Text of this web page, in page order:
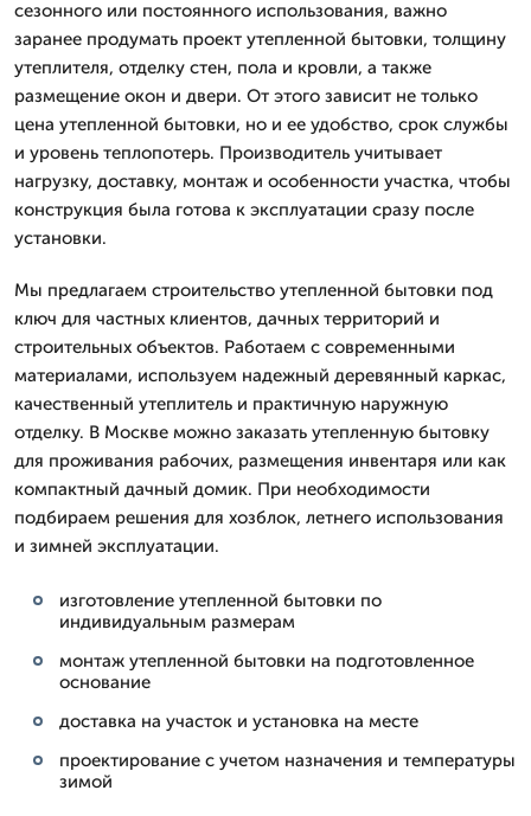
сезонного или постоянного использования, важно
заранее продумать проект утепленной бытовки, толщину
утеплителя, отделку стен, пола и кровли, а также
размещение окон и двери. От этого зависит не только
цена утепленной бытовки, но и ее удобство, срок службы
и уровень теплопотерь. Производитель учитывает
нагрузку, доставку, монтаж и особенности участка, чтобы
конструкция была готова к эксплуатации сразу после
установки.
Мы предлагаем строительство утепленной бытовки под
ключ для частных клиентов, дачных территорий и
строительных объектов. Работаем с современными
материалами, используем надежный деревянный каркас,
качественный утеплитель и практичную наружную
отделку. В Москве можно заказать утепленную бытовку
для проживания рабочих, размещения инвентаря или как
компактный дачный домик. При необходимости
подбираем решения для хозблок, летнего использования
и зимней эксплуатации.
изготовление утепленной бытовки по
индивидуальным размерам
монтаж утепленной бытовки на подготовленное
основание
доставка на участок и установка на месте
проектирование с учетом назначения и температуры
зимой